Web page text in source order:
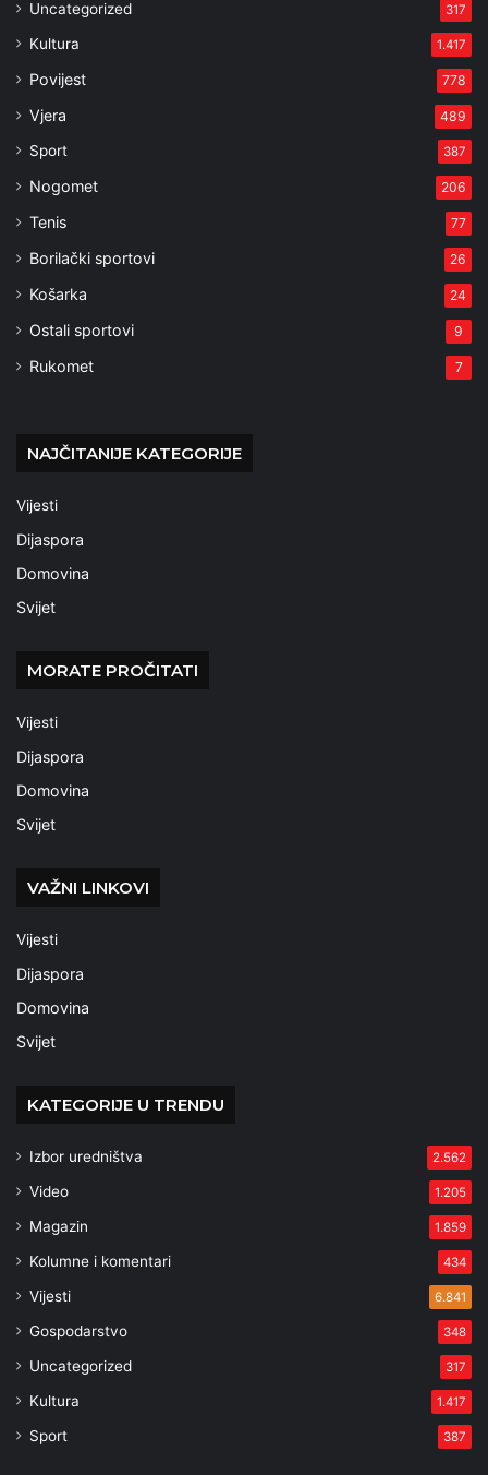
Uncategorized 317
Kultura 1.417
Povijest 778
Vjera 489
Sport 387
Nogomet 206
Tenis 77
Borilački sportovi 26
Košarka 24
Ostali sportovi 9
Rukomet 7
NAJČITANIJE KATEGORIJE
Vijesti
Dijaspora
Domovina
Svijet
MORATE PROČITATI
Vijesti
Dijaspora
Domovina
Svijet
VAŽNI LINKOVI
Vijesti
Dijaspora
Domovina
Svijet
KATEGORIJE U TRENDU
Izbor uredništva 2.562
Video 1.205
Magazin 1.859
Kolumne i komentari 434
Vijesti 6.841
Gospodarstvo 348
Uncategorized 317
Kultura 1.417
Sport 387